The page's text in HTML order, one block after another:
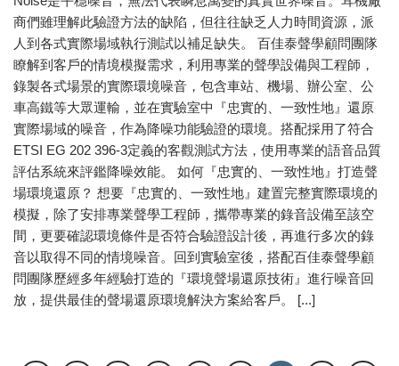
商們雖理解此驗證方法的缺陷，但往往缺乏人力時間資源，派
人到各式實際場域執行測試以補足缺失。 百佳泰聲學顧問團隊
瞭解到客戶的情境模擬需求，利用專業的聲學設備與工程師，
錄製各式場景的實際環境噪音，包含車站、機場、辦公室、公
車高鐵等大眾運輸，並在實驗室中『忠實的、一致性地』還原
實際場域的噪音，作為降噪功能驗證的環境。搭配採用了符合
ETSI EG 202 396-3定義的客觀測試方法，使用專業的語音品質
評估系統來評鑑降噪效能。 如何『忠實的、一致性地』打造聲
場環境還原？ 想要『忠實的、一致性地』建置完整實際環境的
模擬，除了安排專業聲學工程師，攜帶專業的錄音設備至該空
間，更要確認環境條件是否符合驗證設計後，再進行多次的錄
音以取得不同的情境噪音。回到實驗室後，搭配百佳泰聲學顧
問團隊歷經多年經驗打造的『環境聲場還原技術』進行噪音回
放，提供最佳的聲場還原環境解決方案給客戶。 [...]